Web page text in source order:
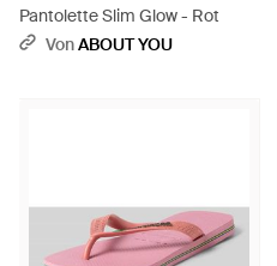
Pantolette Slim Glow - Rot
VonABOUT YOU